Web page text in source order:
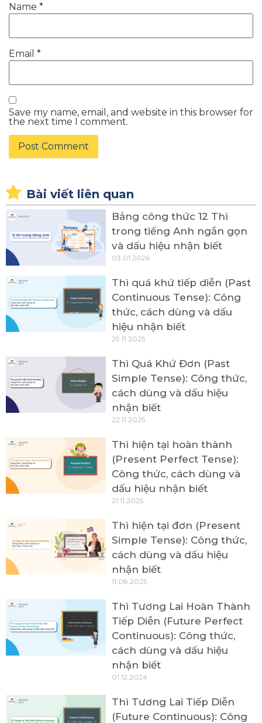
Name *
Email *
Save my name, email, and website in this browser for
the next time I comment.
Bài viết liên quan
Bảng công thức 12 Thì
trong tiếng Anh ngắn gọn
và dấu hiệu nhận biết
03.01.2026
Thì quá khứ tiếp diễn (Past
Continuous Tense): Công
thức, cách dùng và dấu
hiệu nhận biết
29.11.2025
Thì Quá Khứ Đơn (Past
Simple Tense): Công thức,
cách dùng và dấu hiệu
nhận biết
22.11.2025
Thì hiện tại hoàn thành
(Present Perfect Tense):
Công thức, cách dùng và
dấu hiệu nhận biết
21.11.2025
Thì hiện tại đơn (Present
Simple Tense): Công thức,
cách dùng và dấu hiệu
nhận biết
11.08.2025
Thì Tương Lai Hoàn Thành
Tiếp Diễn (Future Perfect
Continuous): Công thức,
cách dùng và dấu hiệu
nhận biết
01.12.2024
Thì Tương Lai Tiếp Diễn
(Future Continuous): Công